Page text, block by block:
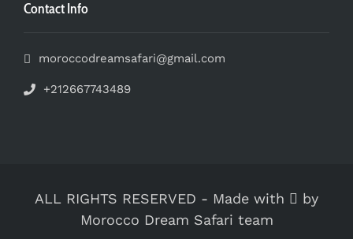
Contact Info
moroccodreamsafari@gmail.com
+212667743489
ALL RIGHTS RESERVED - Made with
by
Morocco Dream Safari team